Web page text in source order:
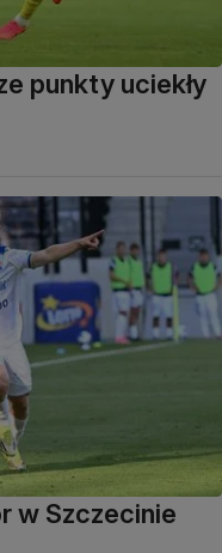
punkty uciekły
w Szczecinie